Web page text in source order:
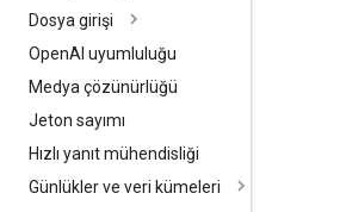
Dosya girişi
OpenAI uyumluluğu
Medya çözünürlüğü
Jeton sayımı
Hızlı yanıt mühendisliği
Günlükler ve veri kümeleri